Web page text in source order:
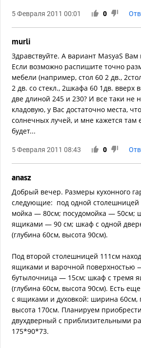
5 Февраля 2011 00:01 0
murli
Здравствуйте. А вариант MasyaS
Если возможно распишите точно
мебели (например, стол 60 2 дв.,
2 дв. со стекл., 2шкафа 60 1дв. вверх
две длиной 245 и 230? И все таки не
кладовую, у Вас достаточно места,
солнечных лучей, и мне кажется
будет...
5 Февраля 2011 08:43 0
anasz
Добрый вечер. Размеры кухонного
следующие: под одной столешницей
мойка — 80см; посудомойка — 50см;
ящиками — 90 см; шкаф с одной
(глубина 60см, высота 90см).
Под второй столешницей 111см
ящиками и варочной поверхностью
бутылочница — 15см; шкаф с тремя
(глубина 60см, высота 90см). Есть
с ящиками и духовкой: ширина 60см,
высота 170см. Планируем
двухдверный с приблизительными
175*90*73.